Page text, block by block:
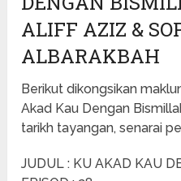
ALIFF AZIZ &
ALBARAKBAH
Berikut dikongsikan
Akad Kau Dengan
tarikh tayangan, senarai
JUDUL : KU AKAD KAU